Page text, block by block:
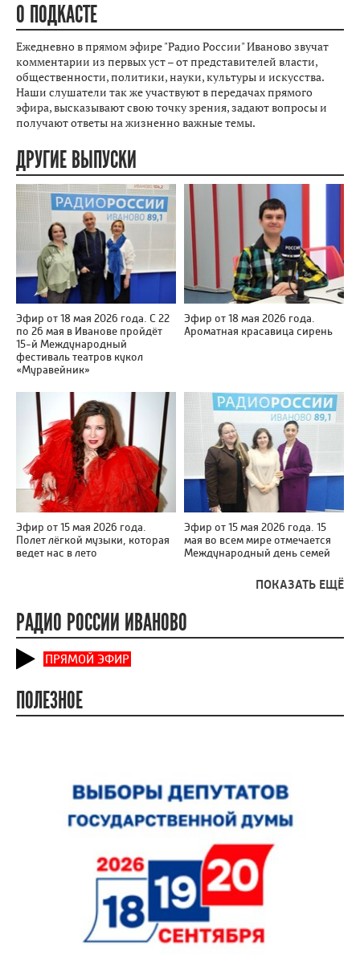
О ПОДКАСТЕ
Ежедневно в прямом эфире "Радио России" Иваново звучат
комментарии из первых уст – от представителей власти,
общественности, политики, науки, культуры и искусства.
Наши слушатели так же участвуют в передачах прямого
эфира, высказывают свою точку зрения, задают вопросы и
получают ответы на жизненно важные темы.
ДРУГИЕ ВЫПУСКИ
Эфир от 18 мая 2026 года. С 22
по 26 мая в Иванове пройдёт
15-й Международный
фестиваль театров кукол
«Муравейник»
Эфир от 18 мая 2026 года.
Ароматная красавица сирень
Эфир от 15 мая 2026 года.
Полет лёгкой музыки, которая
ведет нас в лето
Эфир от 15 мая 2026 года. 15
мая во всем мире отмечается
Международный день семей
ПОКАЗАТЬ ЕЩЁ
РАДИО РОССИИ ИВАНОВО
ПРЯМОЙ ЭФИР
ПОЛЕЗНОЕ